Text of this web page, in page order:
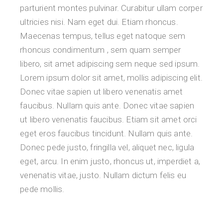
parturient montes pulvinar. Curabitur ullam corper
ultricies nisi. Nam eget dui. Etiam rhoncus.
Maecenas tempus, tellus eget natoque sem
rhoncus condimentum , sem quam semper
libero, sit amet adipiscing sem neque sed ipsum.
Lorem ipsum dolor sit amet, mollis adipiscing elit.
Donec vitae sapien ut libero venenatis amet
faucibus. Nullam quis ante. Donec vitae sapien
ut libero venenatis faucibus. Etiam sit amet orci
eget eros faucibus tincidunt. Nullam quis ante.
Donec pede justo, fringilla vel, aliquet nec, ligula
eget, arcu. In enim justo, rhoncus ut, imperdiet a,
venenatis vitae, justo. Nullam dictum felis eu
pede mollis.